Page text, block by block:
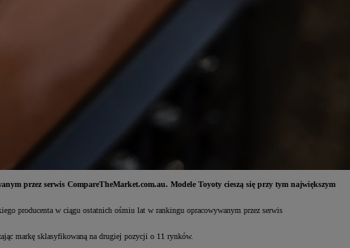
przez serwis CompareTheMarket.com.au. Modele Toyoty cieszą się przy tym największym
producenta w ciągu ostatnich ośmiu lat w rankingu opracowywanym przez serwis
markę sklasyfikowaną na drugiej pozycji o 11 rynków.